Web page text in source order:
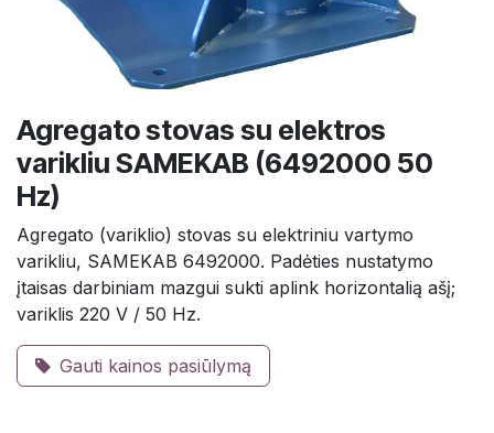
Agregato stovas su elektros
varikliu SAMEKAB (6492000 50
Hz)
Agregato (variklio) stovas su elektriniu vartymo
varikliu, SAMEKAB 6492000. Padėties nustatymo
įtaisas darbiniam mazgui sukti aplink horizontalią ašį;
variklis 220 V / 50 Hz.
Gauti kainos pasiūlymą